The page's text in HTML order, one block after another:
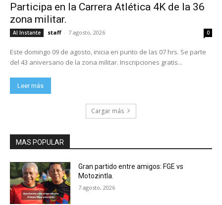
Participa en la Carrera Atlética 4K de la 36
zona militar.
Al Instante staff - 7 agosto, 2026 0
Este domingo 09 de agosto, inicia en punto de las 07 hrs. Se parte
del 43 aniversario de la zona militar. Inscripciones gratis...
Leer más
Cargar más
MAS POPULAR
Gran partido entre amigos: FGE vs
Motozintla.
7 agosto, 2026